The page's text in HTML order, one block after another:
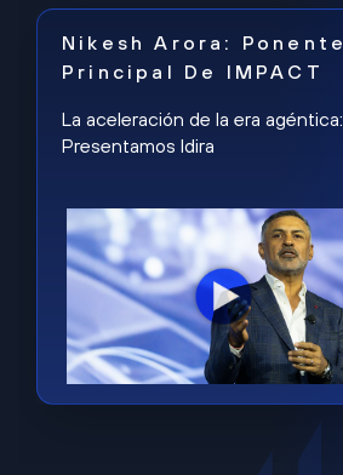
Nikesh Arora: Ponente
Principal De IMPACT
La aceleración de la era agéntica:
Presentamos Idira